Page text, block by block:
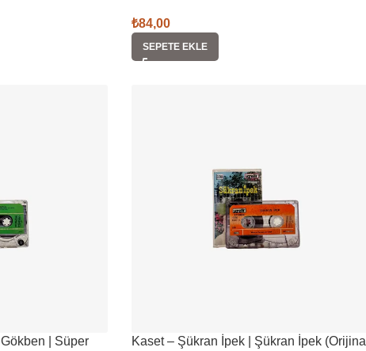
₺84,00
SEPETE EKLE
| Süper
Kaset – Şükran İpek | Şükran İpek (Orijinal